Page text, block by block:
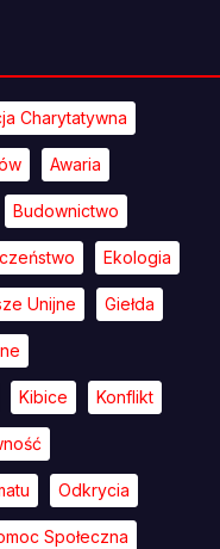
Charytatywna
Awaria
Budownictwo
Ekologia
Unijne Giełda
Kibice Konflikt
Odkrycia
Społeczna